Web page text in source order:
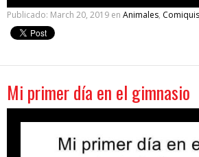
Publicado: March 20, 2019 en Animales,
Mi primer día en el gimnasio